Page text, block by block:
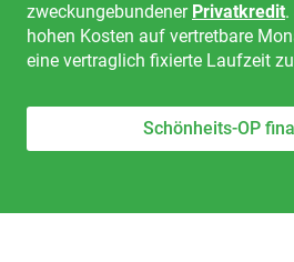
zweckungebundener Privatkredit
hohen Kosten auf vertretbare
eine vertraglich fixierte Laufzeit
Schönheits-OP